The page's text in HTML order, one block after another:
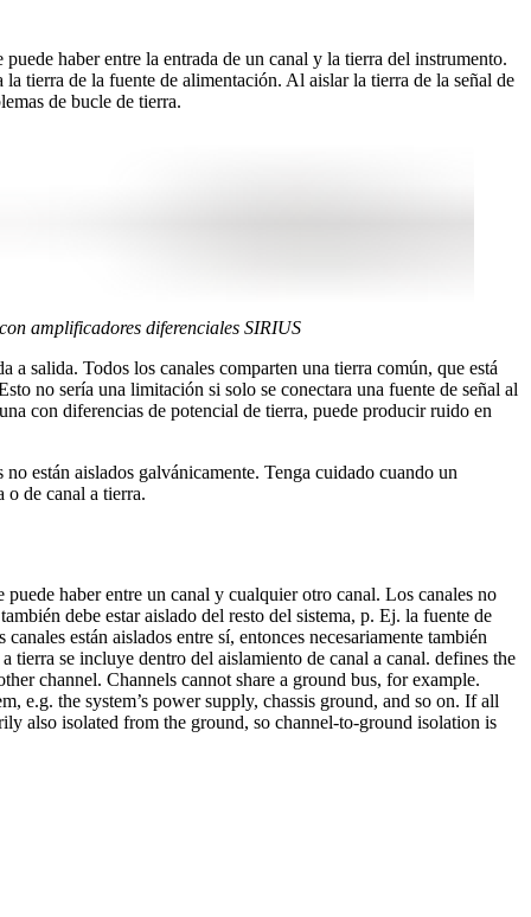
haber entre la entrada de un canal y la tierra del instrumento.
tierra de la fuente de alimentación. Al aislar la tierra de la señal de
de bucle de tierra.
amplificadores diferenciales SIRIUS
a salida. Todos los canales comparten una tierra común, que está
no sería una limitación si solo se conectara una fuente de señal al
con diferencias de potencial de tierra, puede producir ruido en
están aislados galvánicamente. Tenga cuidado cuando un
o de canal a tierra.
haber entre un canal y cualquier otro canal. Los canales no
debe estar aislado del resto del sistema, p. Ej. la fuente de
están aislados entre sí, entonces necesariamente también
tierra se incluye dentro del aislamiento de canal a canal. defines the
channel. Channels cannot share a ground bus, for example.
e.g. the system’s power supply, chassis ground, and so on. If all
also isolated from the ground, so channel-to-ground isolation is